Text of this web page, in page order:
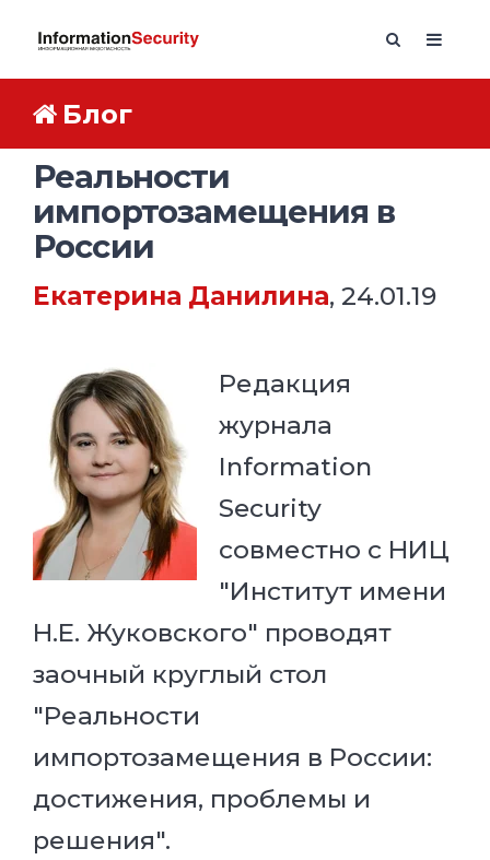
Блог
Реальности
импортозамещения в
России
Екатерина Данилина, 24.01.19
Редакция
журнала
Information
Security
совместно с НИЦ
"Институт имени
Н.Е. Жуковского" проводят
заочный круглый стол
"Реальности
импортозамещения в России:
достижения, проблемы и
решения".